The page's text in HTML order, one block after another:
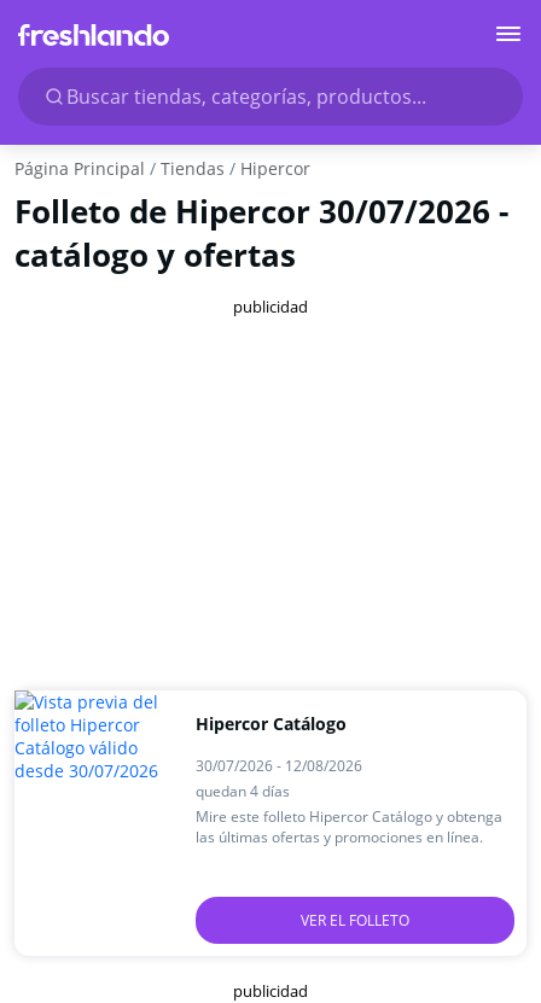
Buscar tiendas, categorías, productos...
Página Principal Tiendas Hipercor
Folleto de Hipercor 30/07/2026 -
catálogo y ofertas
publicidad
Hipercor Catálogo
30/07/2026 - 12/08/2026
quedan 4 días
Mire este folleto Hipercor Catálogo y obtenga
las últimas ofertas y promociones en línea.
VER EL FOLLETO
publicidad